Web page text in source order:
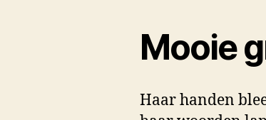
Mooie
Haar handen